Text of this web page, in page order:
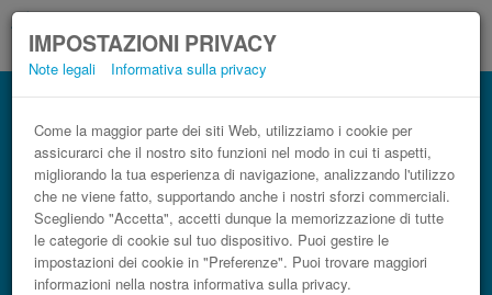
IMPOSTAZIONI PRIVACY
Note legali Informativa sulla privacy
Come la maggior parte dei siti Web, utilizziamo i cookie per
assicurarci che il nostro sito funzioni nel modo in cui ti aspetti,
migliorando la tua esperienza di navigazione, analizzando l'utilizzo
che ne viene fatto, supportando anche i nostri sforzi commerciali.
Scegliendo "Accetta", accetti dunque la memorizzazione di tutte
le categorie di cookie sul tuo dispositivo. Puoi gestire le
impostazioni dei cookie in "Preferenze". Puoi trovare maggiori
informazioni nella nostra informativa sulla privacy.
Autobus Saint-Étienne Tignes low cost
Prenota il biglietto del pullman più economico